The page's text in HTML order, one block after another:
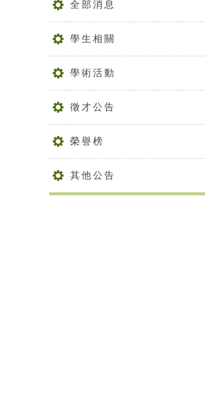
全部消息
學生相關
學術活動
徵才公告
榮譽榜
其他公告